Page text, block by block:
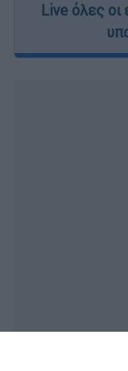
Live όλες οι